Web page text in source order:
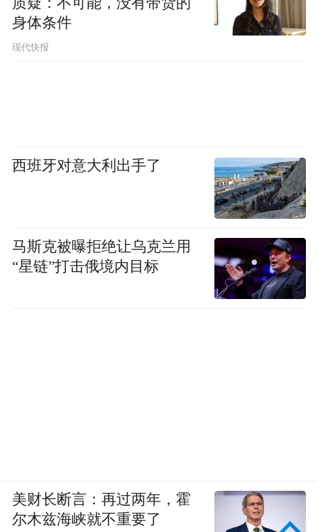
身体条件
现代快报
西班牙对意大利出手了
马斯克被曝拒绝让乌克兰用
“星链”打击俄境内目标
美财长断言：再过两年，霍
尔木兹海峡就不重要了